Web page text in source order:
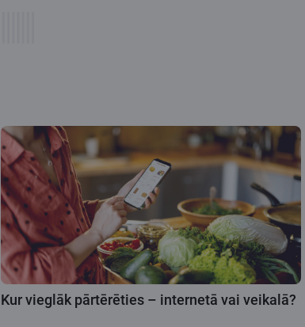
Kur vieglāk pārtērēties – internetā vai veikalā?